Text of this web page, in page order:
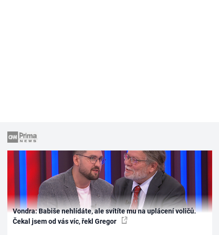
Vondra: Babiše nehlídáte, ale svítíte mu na uplácení voličů.
Čekal jsem od vás víc, řekl Gregor